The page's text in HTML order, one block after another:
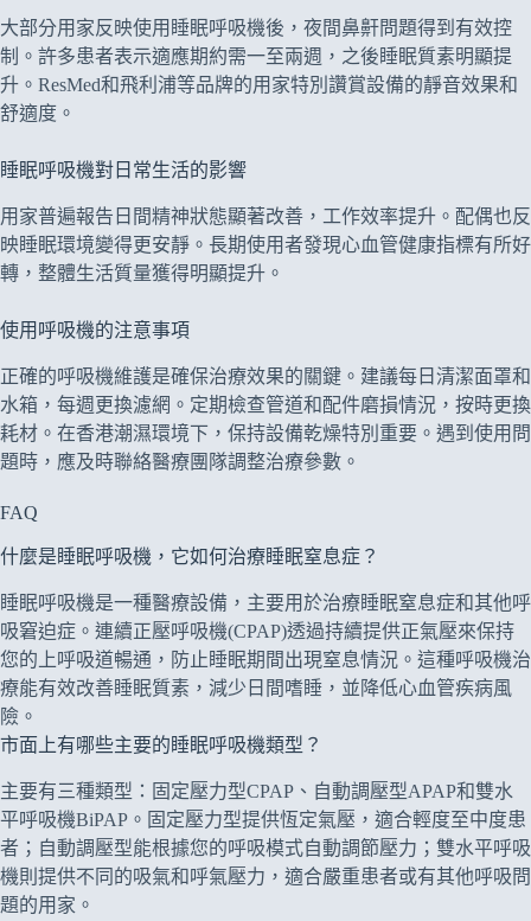
大部分用家反映使用睡眠呼吸機後，夜間鼻鼾問題得到有效控
制。許多患者表示適應期約需一至兩週，之後睡眠質素明顯提
升。ResMed和飛利浦等品牌的用家特別讚賞設備的靜音效果和
舒適度。
睡眠呼吸機對日常生活的影響
用家普遍報告日間精神狀態顯著改善，工作效率提升。配偶也反
映睡眠環境變得更安靜。長期使用者發現心血管健康指標有所好
轉，整體生活質量獲得明顯提升。
使用呼吸機的注意事項
正確的呼吸機維護是確保治療效果的關鍵。建議每日清潔面罩和
水箱，每週更換濾網。定期檢查管道和配件磨損情況，按時更換
耗材。在香港潮濕環境下，保持設備乾燥特別重要。遇到使用問
題時，應及時聯絡醫療團隊調整治療參數。
FAQ
什麼是睡眠呼吸機，它如何治療睡眠窒息症？
睡眠呼吸機是一種醫療設備，主要用於治療睡眠窒息症和其他呼
吸窘迫症。連續正壓呼吸機(CPAP)透過持續提供正氣壓來保持
您的上呼吸道暢通，防止睡眠期間出現窒息情況。這種呼吸機治
療能有效改善睡眠質素，減少日間嗜睡，並降低心血管疾病風
險。
市面上有哪些主要的睡眠呼吸機類型？
主要有三種類型：固定壓力型CPAP、自動調壓型APAP和雙水
平呼吸機BiPAP。固定壓力型提供恆定氣壓，適合輕度至中度患
者；自動調壓型能根據您的呼吸模式自動調節壓力；雙水平呼吸
機則提供不同的吸氣和呼氣壓力，適合嚴重患者或有其他呼吸問
題的用家。